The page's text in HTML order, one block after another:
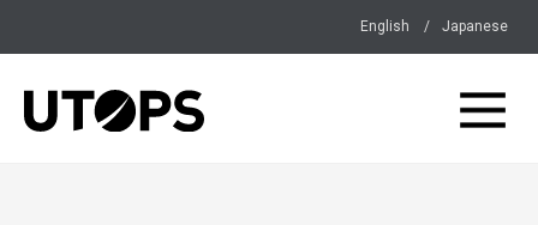
English Japanese